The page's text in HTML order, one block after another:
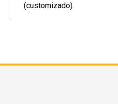
(customizado).